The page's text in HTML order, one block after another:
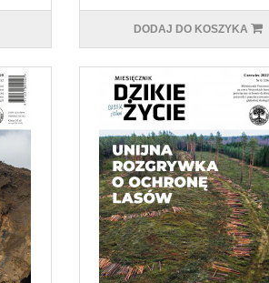
DODAJ DO KOSZYKA